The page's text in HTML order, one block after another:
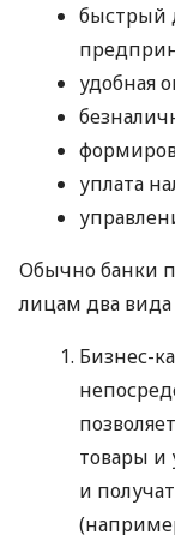
быстрый
удобная
уплата
Обычно банки
лицам два вида
Бизнес-
товары и
и